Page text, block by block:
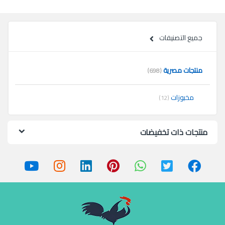
جميع التصنيفات
منتجات مصرية(698)
مخبوزات(12)
منتجات ذات تخفيضات